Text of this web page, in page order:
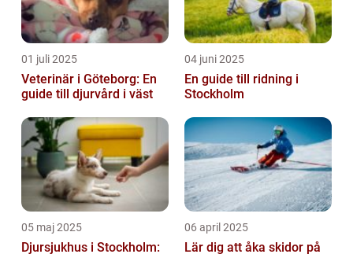
01 juli 2025
Veterinär i Göteborg: En
guide till djurvård i väst
04 juni 2025
En guide till ridning i
Stockholm
05 maj 2025
Djursjukhus i Stockholm:
06 april 2025
Lär dig att åka skidor på